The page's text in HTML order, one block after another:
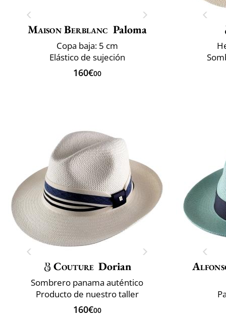
Maison Berblanc Paloma
Copa baja: 5 cm
Elástico de sujeción
160€00
Couture Dorian
Sombrero panama auténtico
Producto de nuestro taller
160€00